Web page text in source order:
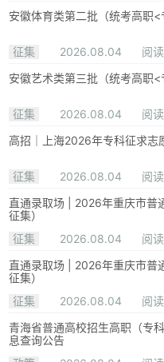
安徽体育类第二批（统考高职
征集 2026.08.04
阅
安徽艺术类第三批（统考高职
征集 2026.08.04
阅
高招｜上海2026年专科征求志
征集 2026.08.04
阅
直通录取场 | 2026年重庆市普
征集）
征集
2026.08.04
阅
直通录取场 | 2026年重庆市普
征集）
征集
2026.08.04
阅
青海省普通高校招生高职（专
息查询公告